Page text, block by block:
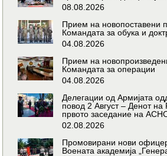
08.08.2026
Прием на новопоставени
Командата за обука и
04.08.2026
Прием на
Командата за операции
04.08.2026
Делегации од Армијата
повод 2 Август – Денот на
првото заседание на
02.08.2026
Промовирани нови
Воената академија